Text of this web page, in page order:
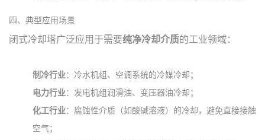
四、典型应用场景
闭式冷却塔广泛应用于需要纯净冷却介质的工业领域：
制冷行业：冷水机组、空调系统的冷媒冷却；
电力行业：发电机组润滑油、变压器油冷却；
化工行业：腐蚀性介质（如酸碱溶液）的冷却，避免直接接触
空气；